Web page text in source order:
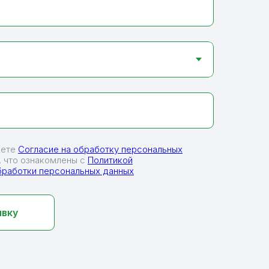
Согласие на обработку персональных
ознакомлены с Политикой
персональных данных